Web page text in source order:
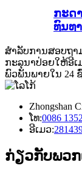
ກະດ
ທົນທ
ສໍາ​ລັບ​ການ​ສອບ​ຖາ
ກະ​ລຸ​ນາ​ປ່ອຍ​ໃຫ້​ອີ​ເ
ພົວ​ພັນ​ພາຍ​ໃນ 24
Zhongshan
ໂທ:0086
ອີເມວ:
ກ່ຽວ​ກັບ​ພວກ​